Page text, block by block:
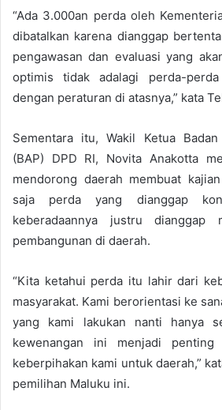
“Ada 3.000an perda oleh
dibatalkan karena dianggap
pengawasan dan evaluasi yang
optimis tidak adalagi perda-
dengan peraturan di atasnya,” kata
Sementara itu, Wakil Ketua
(BAP) DPD RI, Novita Anakotta
mendorong daerah membuat
saja perda yang dianggap
keberadaannya justru dianggap
pembangunan di daerah.
“Kita ketahui perda itu lahir dari
masyarakat. Kami berorientasi ke
yang kami lakukan nanti hanya
kewenangan ini menjadi penting
keberpihakan kami untuk daerah,”
pemilihan Maluku ini.